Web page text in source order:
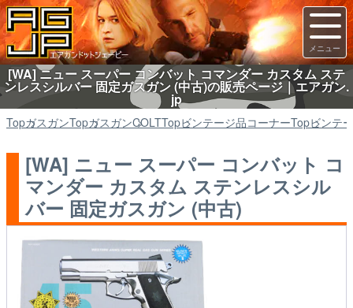
[WA] ニュー スーパー コンバット コマンダー カスタム ステ
ンレスシルバー 固定ガスガン (中古)の販売ページ｜エアガン.
jp
TopガスガンTopガスガンCOLTTopビンテージ品コーナーTopビンテ
[WA] ニュー スーパー コンバット コ
マンダー カスタム ステンレスシル
バー 固定ガスガン (中古)